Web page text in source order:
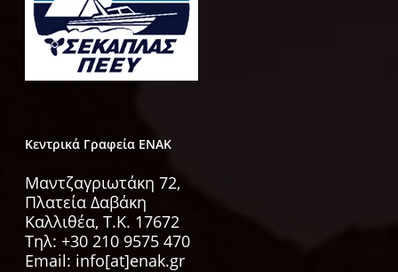
Κεντρικά Γραφεία ΕΝΑΚ
Μαντζαγριωτάκη 72,
Πλατεία Δαβάκη
Καλλιθέα, Τ.Κ. 17672
Τηλ: +30 210 9575 470
Email: info[at]enak.gr